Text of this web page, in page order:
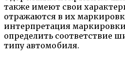
также имеют свои
отражаются в их
интерпретация
определить соответствие
типу автомобиля.